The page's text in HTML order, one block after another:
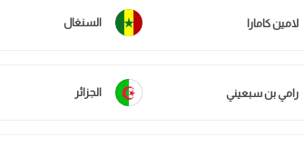
لامين كامارا السنغال
رامي بن سبعيني الجزائر